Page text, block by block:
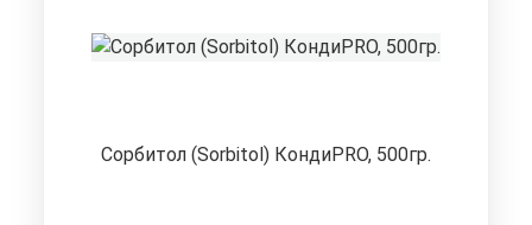
Сорбитол (Sorbitol) КондиPRO, 500гр.